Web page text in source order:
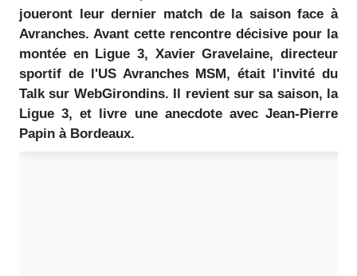
joueront leur dernier match de la saison face à
Avranches. Avant cette rencontre décisive pour la
montée en Ligue 3, Xavier Gravelaine, directeur
sportif de l'US Avranches MSM, était l'invité du
Talk sur WebGirondins. Il revient sur sa saison, la
Ligue 3, et livre une anecdote avec Jean-Pierre
Papin à Bordeaux.